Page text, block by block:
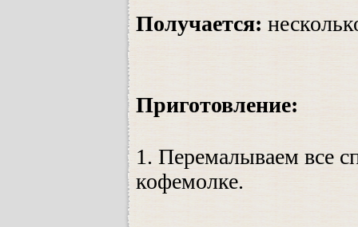
Получается:
Приготовление:
1. Перемалываем все
кофемолке.